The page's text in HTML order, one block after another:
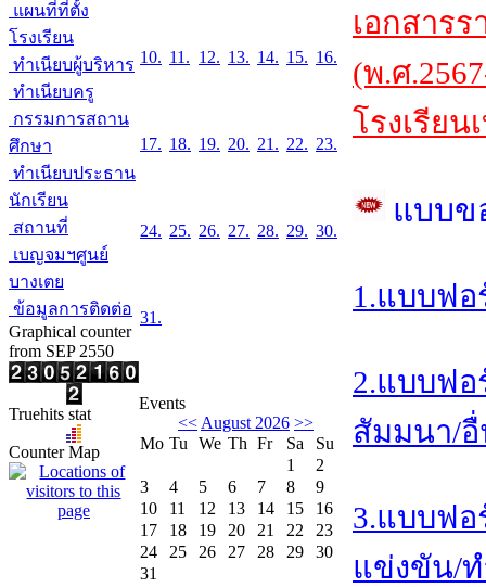
แผนที่ที่ตั้ง
โรงเรียน
ทำเนียบผู้บริหาร
ทำเนียบครู
กรรมการสถาน
ศึกษา
ทำเนียบประธาน
นักเรียน
สถานที่
เบญจมฯศูนย์
บางเตย
ข้อมูลการติดต่อ
Graphical counter
from SEP 2550
Truehits stat
Counter Map
10. 11. 12. 13. 14. 15. 16.
17. 18. 19. 20. 21. 22. 23.
24. 25. 26. 27. 28. 29. 30.
31.
Events
<< August 2026 >>
Mo Tu We Th Fr Sa
Su
1
2
3
4 5 6 7 8
9
10
11 12 13 14 15
16
17
18 19 20 21 22
23
24
25 26 27 28 29
30
31
เอกสาร
(พ.ศ
โรงเรีย
แบบข
1.แบบฟ
2.แบบฟ
สัมมนา/
3.แบบฟอ
แข่งขัน/